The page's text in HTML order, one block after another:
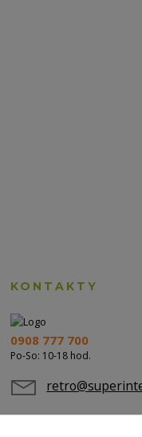
KONTAKTY
0908 777 700
Po-So: 10-18 hod.